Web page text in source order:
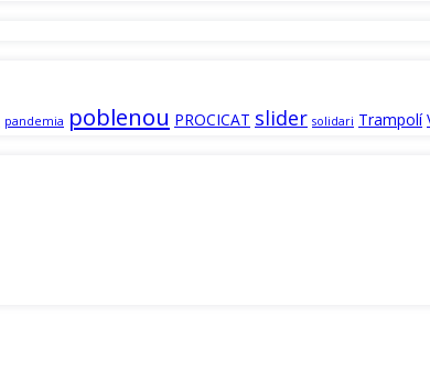
pandemia poblenou PROCICAT slider solidari Trampolí